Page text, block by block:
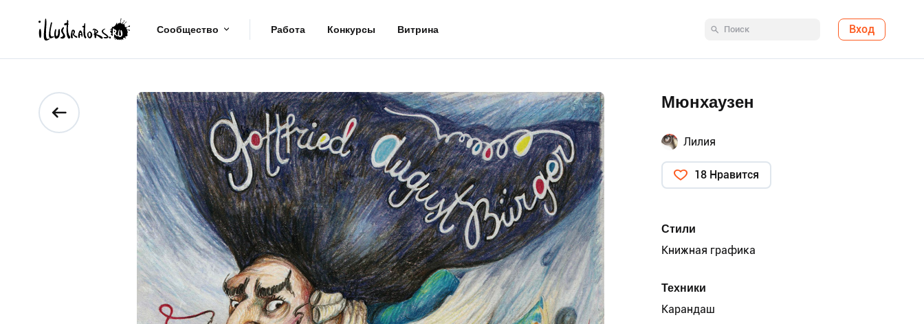
Сообщество Работа Конкурсы Витрина Вход
Мюнхаузен
Лилия
18 Нравится
Стили
Книжная графика
Техники
Карандаш